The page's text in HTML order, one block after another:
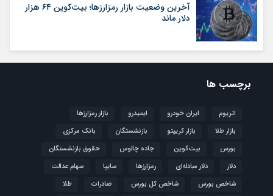
آخرین وضعیت بازار رمزارزها؛ بیت‌کوین ۶۴ هزار
دلار ماند
برچسب ها
اتریوم ایران خودرو ایمیدرو
بازار رمزارزها
بازار طلا
بازار کریپتو بازنشستگان
بانک مرکزی
بورس
بیت‌کوین جاده چالوس
حقوق بازنشستگان
دلار
دلار مبادله‌ای رمزارزها سایپا
سهام عدالت
شاخص بورس
شاخص کل بورس صادرات
طلا